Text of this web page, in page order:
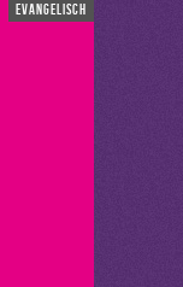
evangelisch